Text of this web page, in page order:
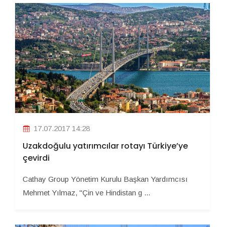
17.07.2017 14:28
Uzakdoğulu yatırımcılar rotayı Türkiye’ye
çevirdi
Cathay Group Yönetim Kurulu Başkan Yardımcısı
Mehmet Yılmaz, "Çin ve Hindistan g ...